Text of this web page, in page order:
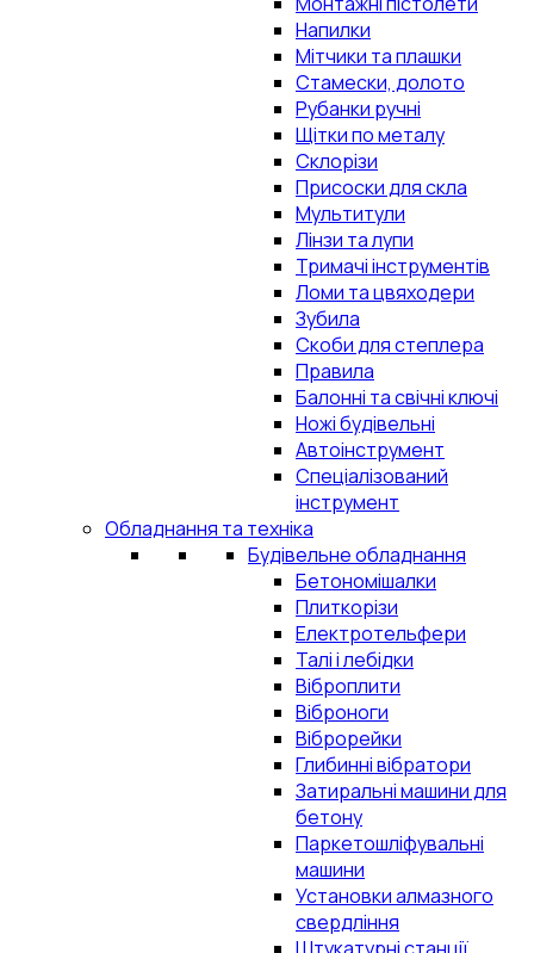
Напилки
Мітчики та плашки
Стамески, долото
Рубанки ручні
Щітки по металу
Склорізи
Присоски для скла
Мультитули
Лінзи та лупи
Тримачі інструментів
Ломи та цвяходери
Зубила
Скоби для степлера
Правила
Балонні та свічні ключі
Ножі будівельні
Автоінструмент
Спеціалізований
інструмент
Обладнання та техніка
Будівельне обладнання
Бетономішалки
Плиткорізи
Електротельфери
Талі і лебідки
Віброплити
Віброноги
Віброрейки
Глибинні вібратори
Затиральні машини для
бетону
Паркетошліфувальні
машини
Установки алмазного
свердління